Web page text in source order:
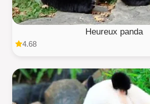
Heureux panda
4.68